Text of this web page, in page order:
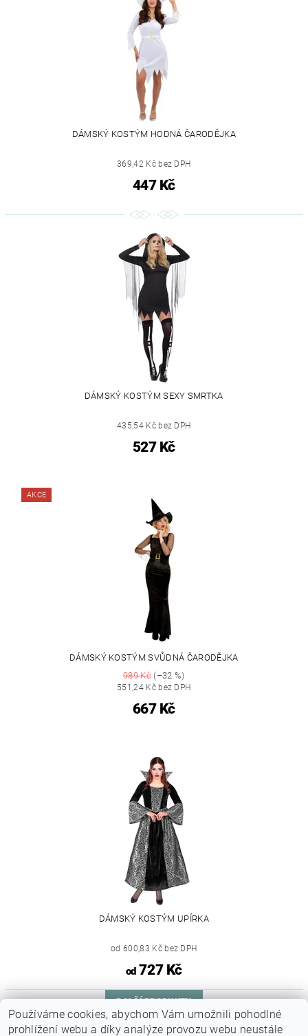
DÁMSKÝ KOSTÝM HODNÁ ČARODĚJKA
369,42 Kč bez DPH
447 Kč
DÁMSKÝ KOSTÝM SEXY SMRTKA
435,54 Kč bez DPH
527 Kč
AKCE
DÁMSKÝ KOSTÝM SVŮDNÁ ČARODĚJKA
989 Kč(–32 %)
551,24 Kč bez DPH
667 Kč
DÁMSKÝ KOSTÝM UPÍRKA
od 600,83 Kč bez DPH
od727 Kč
DALŠÍ PRODUKTY
Používáme cookies, abychom Vám umožnili pohodlné
prohlížení webu a díky analýze provozu webu neustále